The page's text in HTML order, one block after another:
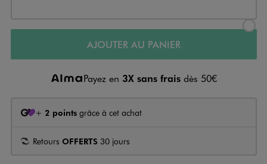
AJOUTER AU PANIER
Payez en 3X sans frais dès 50€
+ 2 points grâce à cet achat
Retours OFFERTS 30 jours